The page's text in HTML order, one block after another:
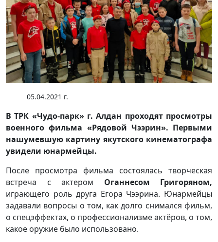
05.04.2021 г.
В ТРК «Чудо-парк» г. Алдан проходят просмотры
военного фильма «Рядовой Чээрин». Первыми
нашумевшую картину якутского кинематографа
увидели юнармейцы.
После просмотра фильма состоялась творческая
встреча с актером Оганнесом Григоряном,
играющего роль друга Егора Чээрина. Юнармейцы
задавали вопросы о том, как долго снимался фильм,
о спецэффектах, о профессионализме актёров, о том,
какое оружие было использовано.